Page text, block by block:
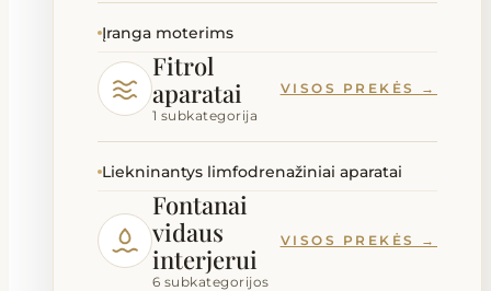
Įranga moterims
Fitrol
aparatai
1 subkategorija
VISOS PREKĖS →
Liekninantys limfodrenažiniai aparatai
Fontanai
vidaus
interjerui
6 subkategorijos
VISOS PREKĖS →